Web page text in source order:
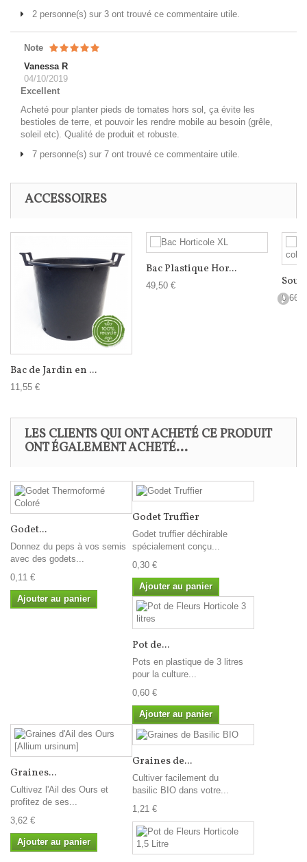
2 personne(s) sur 3 ont trouvé ce commentaire utile.
Note
Vanessa R
04/10/2019
Excellent
Acheté pour planter pieds de tomates hors sol, ça évite les
bestioles de terre, et pouvoir les rendre mobile au besoin (grêle,
soleil etc). Qualité de produit et robuste.
7 personne(s) sur 7 ont trouvé ce commentaire utile.
ACCESSOIRES
Bac de Jardin en ...
11,55 €
Bac Plastique Hor...
49,50 €
0,66 €
LES CLIENTS QUI ONT ACHETÉ CE PRODUIT
ONT ÉGALEMENT ACHETÉ...
Godet...
Donnez du peps à vos semis
avec des godets...
0,11 €
Ajouter au panier
Godet Truffier
Godet truffier déchirable
spécialement conçu...
0,30 €
Ajouter au panier
Pot de...
Pots en plastique de 3 litres
pour la culture...
0,60 €
Ajouter au panier
Graines...
Cultivez l'Ail des Ours et
profitez de ses...
3,62 €
Ajouter au panier
Graines de...
Cultiver facilement du
basilic BIO dans votre...
1,21 €